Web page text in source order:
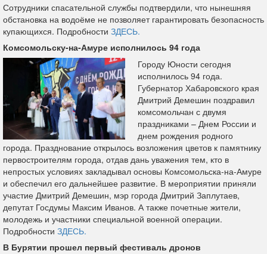
Сотрудники спасательной службы подтвердили, что нынешняя
обстановка на водоёме не позволяет гарантировать безопасность
купающихся. Подробности ЗДЕСЬ.
Комсомольску-на-Амуре исполнилось 94 года
Городу Юности сегодня
исполнилось 94 года.
Губернатор Хабаровского края
Дмитрий Демешин поздравил
комсомольчан с двумя
праздниками – Днем России и
днем рождения родного
города. Празднование открылось возложения цветов к памятнику
первостроителям города, отдав дань уважения тем, кто в
непростых условиях закладывал основы Комсомольска‑на‑Амуре
и обеспечил его дальнейшее развитие. В мероприятии приняли
участие Дмитрий Демешин, мэр города Дмитрий Заплутаев,
депутат Госдумы Максим Иванов. А также почетные жители,
молодежь и участники специальной военной операции.
Подробности ЗДЕСЬ.
В Бурятии прошел первый фестиваль дронов